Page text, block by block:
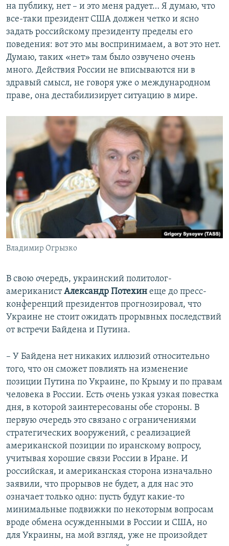
на публику, нет – и это меня радует… Я думаю, что
все-таки президент США должен четко и ясно
задать российскому президенту пределы его
поведения: вот это мы воспринимаем, а вот это нет.
Думаю, таких «нет» там было озвучено очень
много. Действия России не вписываются ни в
здравый смысл, не говоря уже о международном
праве, она дестабилизирует ситуацию в мире.
Владимир Огрызко
В свою очередь, украинский политолог-
американистАлександр Потехин еще до пресс-
конференций президентов прогнозировал, что
Украине не стоит ожидать прорывных последствий
от встречи Байдена и Путина.
– У Байдена нет никаких иллюзий относительно
того, что он сможет повлиять на изменение
позиции Путина по Украине, по Крыму и по правам
человека в России. Есть очень узкая узкая повестка
дня, в которой заинтересованы обе стороны. В
первую очередь это связано с ограничениями
стратегических вооружений, с реализацией
американской позиции по иранскому вопросу,
учитывая хорошие связи России в Иране. И
российская, и американская сторона изначально
заявили, что прорывов не будет, а для нас это
означает только одно: пусть будут какие-то
минимальные подвижки по некоторым вопросам
вроде обмена осужденными в России и США, но
для Украины, на мой взгляд, уже не произойдет